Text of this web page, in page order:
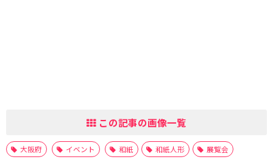
この記事の画像一覧
大阪府 イベント 和紙 和紙人形 展覧会